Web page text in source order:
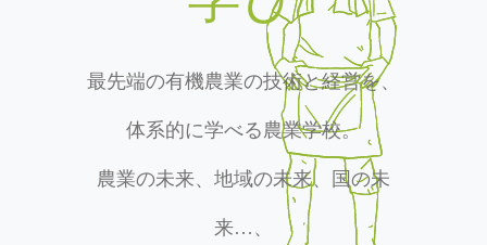
最先端の有機農業の技術と経営を、
体系的に学べる農業学校。
農業の未来、地域の未来、国の未
来…、